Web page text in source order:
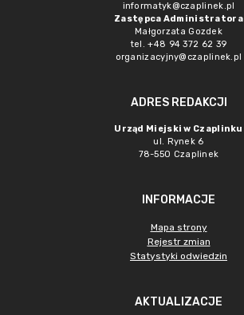
informatyk@czaplinek.pl
Zastępca Administratora
Małgorzata Gozdek
tel. +48 94 372 62 39
organizacyjny@czaplinek.pl
ADRES REDAKCJI
Urząd Miejski w Czaplinku
ul. Rynek 6
78-550 Czaplinek
INFORMACJE
Mapa strony
Rejestr zmian
Statystyki odwiedzin
AKTUALIZACJE